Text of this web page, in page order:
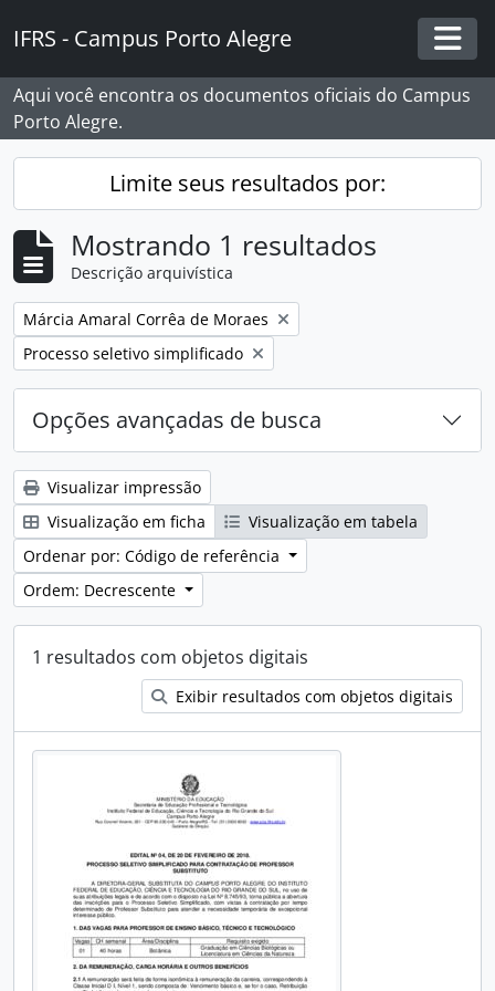
IFRS - Campus Porto Alegre
Aqui você encontra os documentos oficiais do Campus
Porto Alegre.
Limite seus resultados por:
Mostrando 1 resultados
Descrição arquivística
Remover filtro:
Márcia Amaral Corrêa de Moraes
Remover filtro:
Processo seletivo simplificado
Opções avançadas de busca
Visualizar impressão
Visualização em ficha
Visualização em tabela
Ordenar por: Código de referência
Ordem: Decrescente
1 resultados com objetos digitais
Exibir resultados com objetos digitais